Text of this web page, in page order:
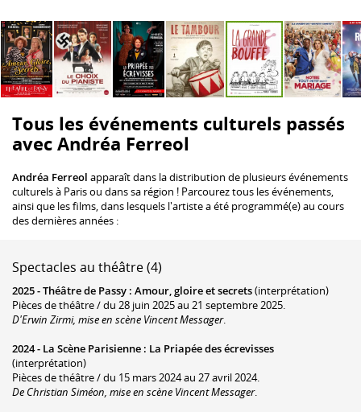
Tous les événements culturels passés
avec Andréa Ferreol
Andréa Ferreol apparaît dans la distribution de plusieurs événements
culturels à Paris ou dans sa région ! Parcourez tous les événements,
ainsi que les films, dans lesquels l'artiste a été programmé(e) au cours
des dernières années :
Spectacles au théâtre (4)
2025 -Théâtre de Passy : Amour, gloire et secrets(interprétation)
Pièces de théâtre / du 28 juin 2025 au 21 septembre 2025.
D'Erwin Zirmi, mise en scène Vincent Messager.
2024 - La Scène Parisienne : La Priapée des écrevisses
(interprétation)
Pièces de théâtre / du 15 mars 2024 au 27 avril 2024.
De Christian Siméon, mise en scène Vincent Messager.